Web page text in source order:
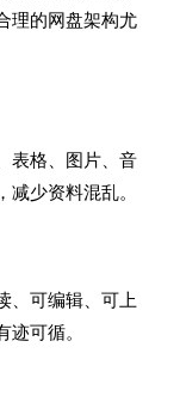
理的网盘架构尤
表格、图片、音
少资料混乱。
、可编辑、可上
可循。